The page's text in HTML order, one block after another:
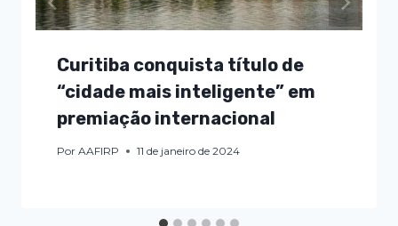
Curitiba conquista título de
“cidade mais inteligente” em
premiação internacional
Por AAFIRP 11 de janeiro de 2024